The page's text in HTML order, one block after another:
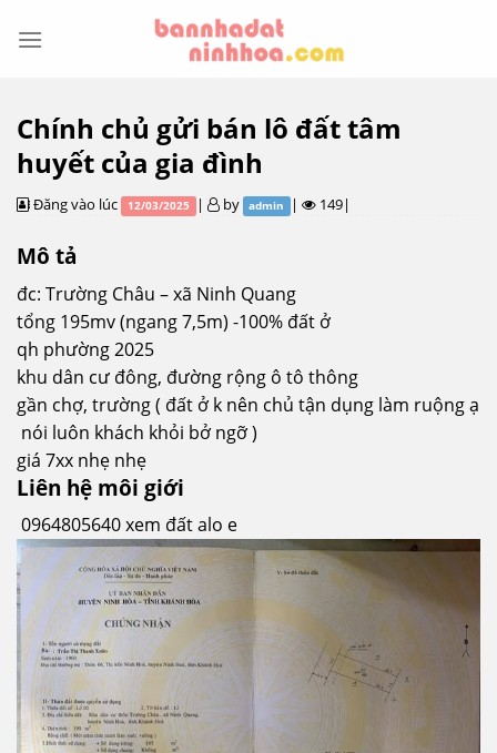
Chính chủ gửi bán lô đất tâm
huyết của gia đình
Đăng vào lúc 12/03/2025 | by admin | 149|
Mô tả
đc: Trường Châu – xã Ninh Quang
tổng 195mv (ngang 7,5m) -100% đất ở
qh phường 2025
khu dân cư đông, đường rộng ô tô thông
gần chợ, trường ( đất ở k nên chủ tận dụng làm ruộng ạ
nói luôn khách khỏi bở ngỡ )
giá 7xx nhẹ nhẹ
Liên hệ môi giới
0964805640 xem đất alo e